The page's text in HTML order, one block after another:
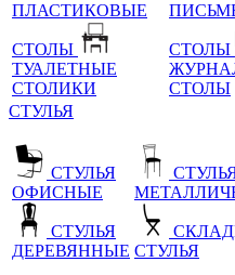
ПЛАСТИКОВЫЕ
СТОЛЫ
ТУАЛЕТНЫЕ
СТОЛИКИ
СТОЛЫ
СТОЛЫ
СТУЛЬЯ
СТУЛЬЯ
ОФИСНЫЕ
СТУЛЬЯ
ДЕРЕВЯННЫЕ СТУЛЬЯ